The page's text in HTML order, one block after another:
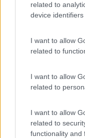
related to
device identifiers
I want to allow
related to
I want to allow
related to
I want to allow
related to
functionality and
Posizione Prezzo
amnto
In un grande
allaccio alla
Caratteristiche